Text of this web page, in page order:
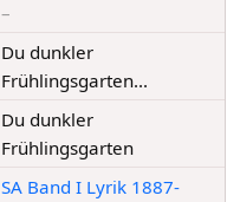
–
Du dunkler
Frühlingsgarten...
Du dunkler
Frühlingsgarten
SA Band I Lyrik 1887-